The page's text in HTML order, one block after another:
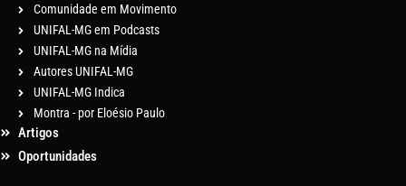
Comunidade em Movimento
UNIFAL-MG em Podcasts
UNIFAL-MG na Mídia
Autores UNIFAL-MG
UNIFAL-MG Indica
Montra - por Eloésio Paulo
Artigos
Oportunidades